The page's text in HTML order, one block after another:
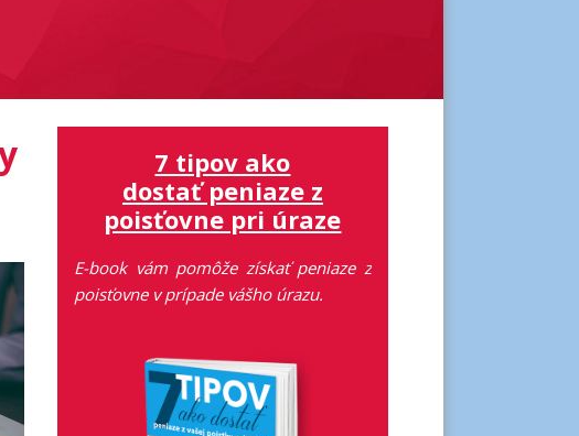
7 tipov ako
dostať peniaze z
poisťovne pri úraze
E-book vám pomôže získať peniaze z
poisťovne v prípade vášho úrazu.